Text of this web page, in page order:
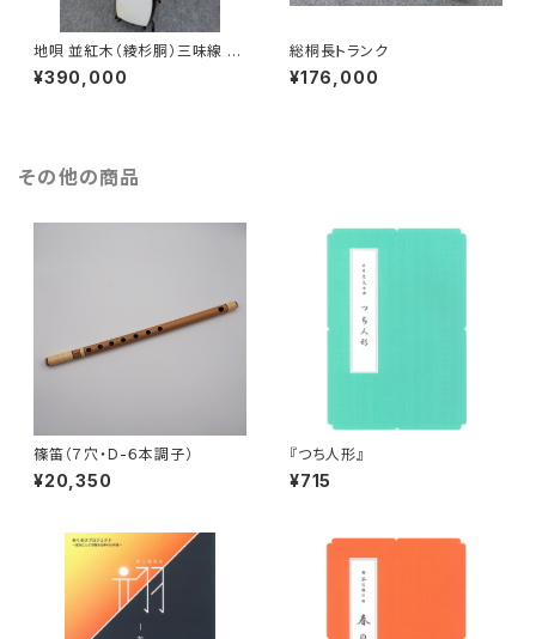
地唄 並紅木（綾杉胴）三味線 付
属品セット
¥390,000
総桐長トランク
¥176,000
その他の商品
篠笛（７穴・D-６本調子）
¥20,350
『つち人形』
¥715